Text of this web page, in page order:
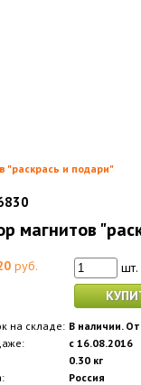
"раскрась и подари"
магнитов
руб.
шт.
на складе: В наличии.
с 16.08.2016
0.30 кг
Россия